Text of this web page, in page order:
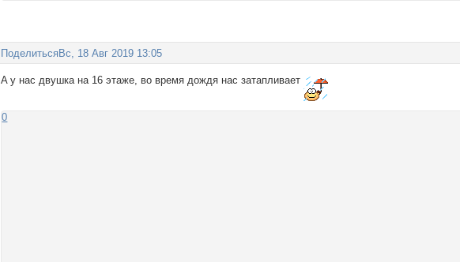
ПоделитьсяВс, 18 Авг 2019 13:05
A у нас двушка на 16 этаже, во время дождя нас затапливает
0